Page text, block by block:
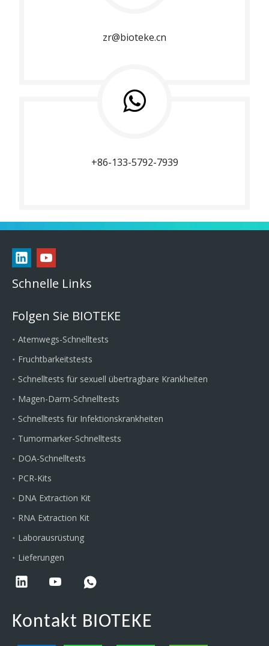
zr@bioteke.cn
+86-133-5792-7939
Schnelle Links
Folgen Sie BIOTEKE
Atemwegs-Schnelltests
Fruchtbarkeitstests
Schnelltests für sexuell übertragbare Krankheiten
Magen-Darm-Schnelltests
Schnelltests für Infektionskrankheiten
Tumormarker-Schnelltests
DOA-Schnelltests
PCR-Kits
DNA Extraction Kit
RNA Extraction Kit
Laborausrüstung
Lieferungen
Kontakt BIOTEKE